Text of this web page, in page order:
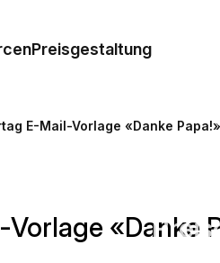
Preisgestaltung
E-Mail-Vorlage «Danke
«Danke